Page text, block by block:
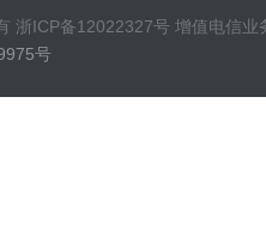
浙ICP备12022327号 增值电信业
号